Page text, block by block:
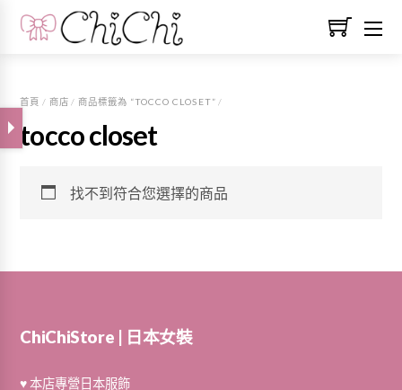
首頁 / 商店/ 商品標籤為 “TOCCO CLOSET”/
tocco closet
找不到符合您選擇的商品
ChiChiStore | 日本女裝
♥ 本店專營日本服飾